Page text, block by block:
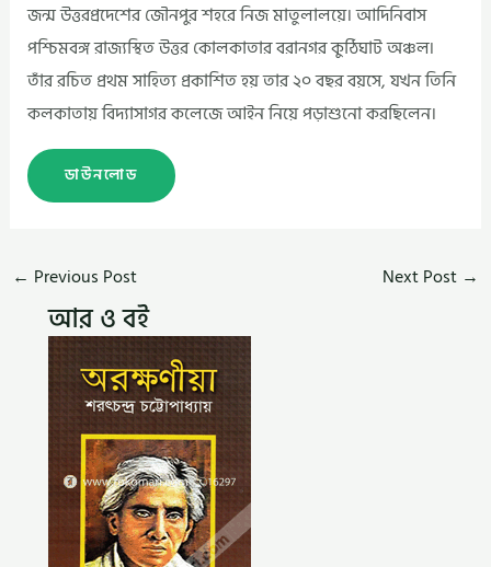
জন্ম উত্তরপ্রদেশের জৌনপুর শহরে নিজ মাতুলালয়ে। আদিনিবাস
পশ্চিমবঙ্গ রাজ্যস্থিত উত্তর কোলকাতার বরানগর কুঠিঘাট অঞ্চল৷
তাঁর রচিত প্রথম সাহিত্য প্রকাশিত হয় তার ২০ বছর বয়সে, যখন তিনি
কলকাতায় বিদ্যাসাগর কলেজে আইন নিয়ে পড়াশুনো করছিলেন।
ডাউনলোড
← Previous Post Next Post →
আর ও বই